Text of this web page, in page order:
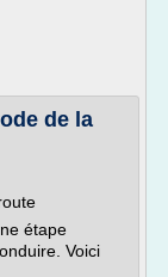
de la
étape
Voici